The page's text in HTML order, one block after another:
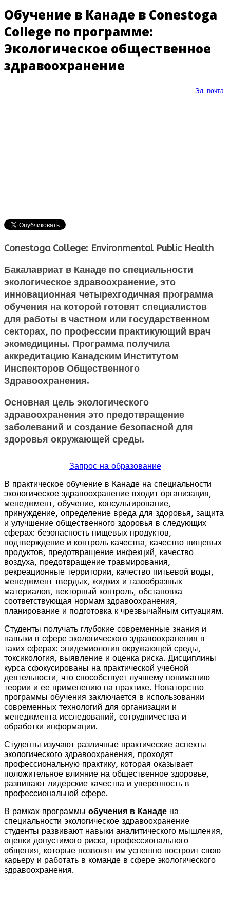
Обучение в Канаде в Conestoga
College по программе:
Экологическое общественное
здравоохранение
Эл. почта
Conestoga College: Environmental Public Health
Бакалавриат в Канаде по специальности
экологическое здравоохранение, это
инновационная четырехгодичная программа
обучения на которой готовят специалистов
для работы в частном или государственном
секторах, по профессии практикующий врач
экомедицины. Программа получила
аккредитацию Канадским Институтом
Инспекторов Общественного
Здравоохранения.
Основная цель экологического
здравоохранения это предотвращение
заболеваний и создание безопасной для
здоровья окружающей среды.
Запрос на образование
В практическое обучение в Канаде на специальности
экологическое здравоохранение входит организация,
менеджмент, обучение, консультирование,
принуждение, определение вреда для здоровья, защита
и улучшение общественного здоровья в следующих
сферах: безопасность пищевых продуктов,
подтверждение и контроль качества, качество пищевых
продуктов, предотвращение инфекций, качество
воздуха, предотвращение травмирования,
рекреационные территории, качество питьевой воды,
менеджмент твердых, жидких и газообразных
материалов, векторный контроль, обстановка
соответствующая нормам здравоохранения,
планирование и подготовка к чрезвычайным ситуациям.
Студенты получать глубокие современные знания и
навыки в сфере экологического здравоохранения в
таких сферах: эпидемиология окружающей среды,
токсикология, выявление и оценка риска. Дисциплины
курса сфокусированы на практической учебной
деятельности, что способствует лучшему пониманию
теории и ее применению на практике. Новаторство
программы обучения заключается в использовании
современных технологий для организации и
менеджмента исследований, сотрудничества и
обработки информации.
Студенты изучают различные практические аспекты
экологического здравоохранения, проходят
профессиональную практику, которая оказывает
положительное влияние на общественное здоровье,
развивают лидерские качества и уверенность в
профессиональной сфере.
В рамках программы обучения в Канаде на
специальности экологическое здравоохранение
студенты развивают навыки аналитического мышления,
оценки допустимого риска, профессионального
общения, которые позволят им успешно построит свою
карьеру и работать в команде в сфере экологического
здравоохранения.